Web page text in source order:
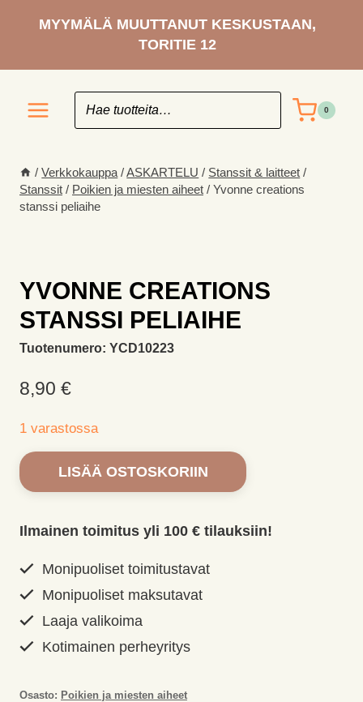
sisältöönMYYMÄLÄ MUUTTANUT KESKUSTAAN,
TORITIE 12
0
/ Verkkokauppa /ASKARTELU / Stanssit & laitteet /
Stanssit / Poikien ja miesten aiheet / Yvonne creations
stanssi peliaihe
YVONNE CREATIONS
STANSSI PELIAIHE
Tuotenumero: YCD10223
8,90 €
1 varastossa
Yvonne
creations
määrä
LISÄÄ OSTOSKORIIN
Ilmainen toimitus yli 100 € tilauksiin!
Monipuoliset toimitustavat
Monipuoliset maksutavat
Laaja valikoima
Kotimainen perheyritys
Osasto: Poikien ja miesten aiheet